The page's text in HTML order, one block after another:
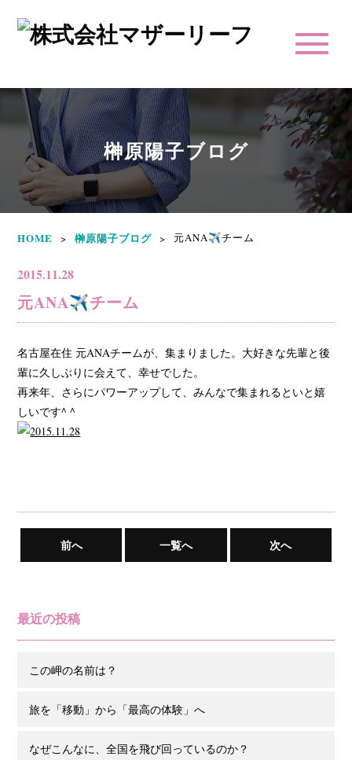
榊原陽子ブログ
HOME > 榊原陽子ブログ > 元ANA✈チーム
2015.11.28
元ANA✈チーム
名古屋在住 元ANAチームが、集まりました。大好きな先輩と後
輩に久しぶりに会えて、幸せでした。
再来年、さらにパワーアップして、みんなで集まれるといと嬉
しいです^ ^
前へ 一覧へ 次へ
最近の投稿
この岬の名前は？
旅を「移動」から「最高の体験」へ
なぜこんなに、全国を飛び回っているのか？